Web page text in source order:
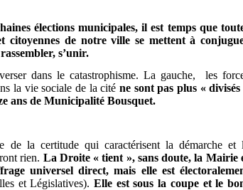
élections municipales, il est temps que
citoyennes de notre ville se mettent à
s’unir.
dans le catastrophisme. La gauche,
les
la vie sociale de la cité ne sont pas plus « divisés
ans de Municipalité Bousquet.
de la certitude qui caractérisent la démarche et
rien. La Droite « tient », sans doute, la Mairie
universel direct, mais elle est
et Législatives).Elle est sous la coupe et le